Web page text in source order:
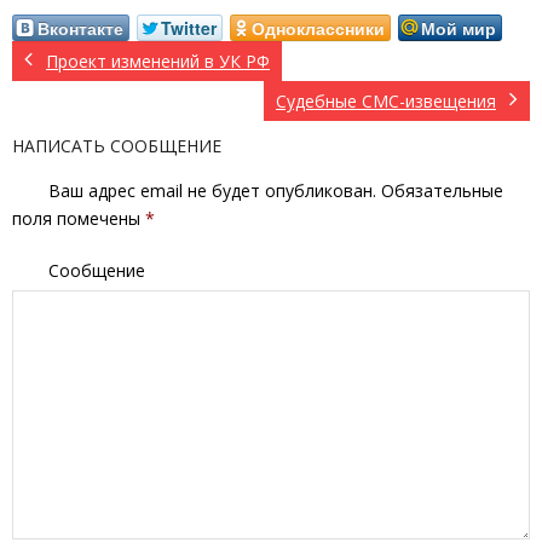
Вконтакте Twitter Одноклассники Мой мир
Проект изменений в УК РФ
Судебные СМС-извещения
НАПИСАТЬ СООБЩЕНИЕ
Ваш адрес email не будет опубликован. Обязательные
поля помечены *
Сообщение